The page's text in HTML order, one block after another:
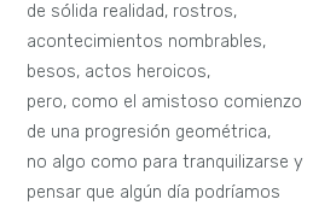
de sólida realidad, rostros,
acontecimientos nombrables,
besos, actos heroicos,
pero, como el amistoso comienzo
de una progresión geométrica,
no algo como para tranquilizarse y
pensar que algún día podríamos